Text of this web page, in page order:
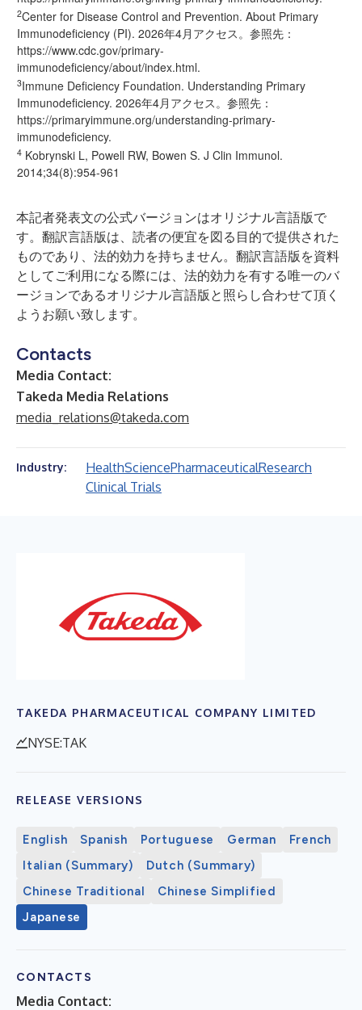
2Center for Disease Control and Prevention. About Primary
Immunodeficiency (PI). 2026年4月アクセス。参照先：
https://www.cdc.gov/primary-
immunodeficiency/about/index.html.
3Immune Deficiency Foundation. Understanding Primary
Immunodeficiency. 2026年4月アクセス。参照先：
https://primaryimmune.org/understanding-primary-
immunodeficiency.
4 Kobrynski L, Powell RW, Bowen S. J Clin Immunol.
2014;34(8):954-961
本記者発表文の公式バージョンはオリジナル言語版で
す。翻訳言語版は、読者の便宜を図る目的で提供された
ものであり、法的効力を持ちません。翻訳言語版を資料
としてご利用になる際には、法的効力を有する唯一のバ
ージョンであるオリジナル言語版と照らし合わせて頂く
ようお願い致します。
Contacts
Media Contact:
Takeda Media Relations
media_relations@takeda.com
Industry: HealthSciencePharmaceuticalResearch
Clinical Trials
TAKEDA PHARMACEUTICAL COMPANY LIMITED
NYSE:TAK
RELEASE VERSIONS
English Spanish Portuguese German
French
Italian (Summary)
Dutch (Summary)
Chinese Traditional
Chinese Simplified
Japanese
CONTACTS
Media Contact: